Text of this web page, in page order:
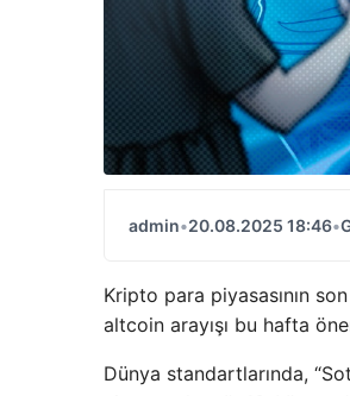
admin•20.08.2025 18:46•
Kripto para piyasasının
altcoin arayışı bu hafta
Dünya standartlarında,